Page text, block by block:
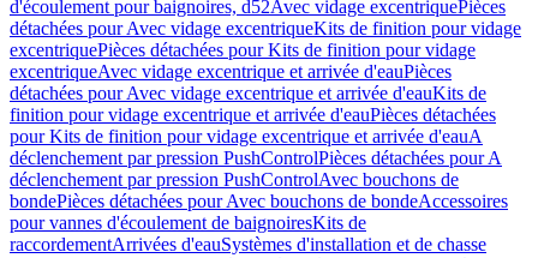
d'écoulement pour baignoires, d52Avec vidage excentriquePièces
détachées pour Avec vidage excentriqueKits de finition pour vidage
excentriquePièces détachées pour Kits de finition pour vidage
excentriqueAvec vidage excentrique et arrivée d'eauPièces
détachées pour Avec vidage excentrique et arrivée d'eauKits de
finition pour vidage excentrique et arrivée d'eauPièces détachées
pour Kits de finition pour vidage excentrique et arrivée d'eauA
déclenchement par pression PushControlPièces détachées pour A
déclenchement par pression PushControlAvec bouchons de
bondePièces détachées pour Avec bouchons de bondeAccessoires
pour vannes d'écoulement de baignoiresKits de
raccordementArrivées d'eauSystèmes d'installation et de chasse